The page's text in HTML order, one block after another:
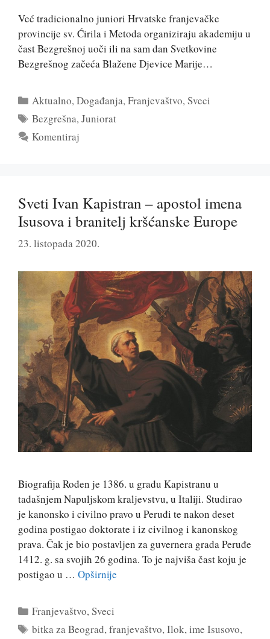
Već tradicionalno juniori Hrvatske franjevačke
provincije sv. Ćirila i Metoda organiziraju akademiju u
čast Bezgrešnoj uoči ili na sam dan Svetkovine
Bezgrešnog začeća Blažene Djevice Marije…
Kategorije
Aktualno,Događanja,Franjevaštvo,Sveci
Oznake
Bezgrešna,Juniorat
Komentiraj
Sveti Ivan Kapistran – apostol imena
Isusova i branitelj kršćanske Europe
23. listopada 2020.
Biografija Rođen je 1386. u gradu Kapistranu u
tadašnjem Napuljskom kraljevstvu, u Italiji. Studirao
je kanonsko i civilno pravo u Peruđi te nakon deset
godina postigao doktorate i iz civilnog i kanonskog
prava. Čak je bio postavljen za guvernera grada Peruđe
1412. g. sa svojih 26 godina. To je najviša čast koju je
postigao u … Opširnije
Kategorije
Franjevaštvo,Sveci
Oznake
bitka za Beograd,franjevaštvo,Ilok,ime Isusovo,